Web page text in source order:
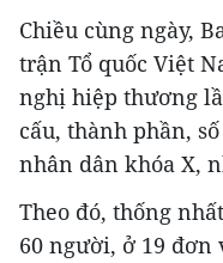
Chiều cùng ngày,
trận Tổ quốc Việt
nghị hiệp thương
cấu, thành phần,
nhân dân khóa X,
Theo đó, thống
60 người, ở 19 đơn